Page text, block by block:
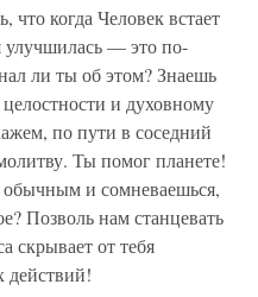
что когда Человек встает
улучшилась — это по-
ли ты об этом? Знаешь
и духовному
по пути в соседний
Ты помог планете!
и сомневаешься,
Позволь нам станцевать
скрывает от тебя
действий!